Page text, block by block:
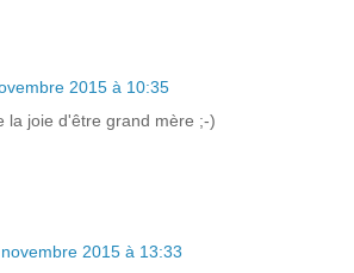
2015 à 10:35
la joie d'être grand mère ;-)
2015 à 13:33